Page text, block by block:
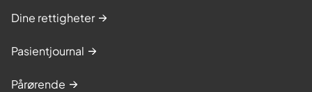
Dine rettigheter
Pasientjournal
Pårørende